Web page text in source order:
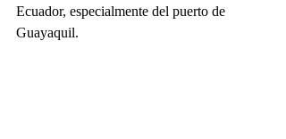
Ecuador, especialmente del puerto de
Guayaquil.